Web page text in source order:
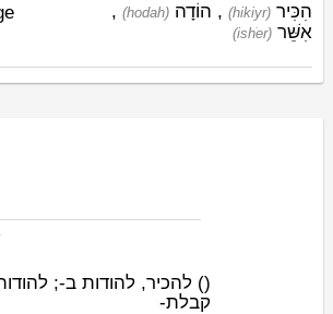
(hikiyr) הִכִּיר ,
(hodah) הוֹדָה ,
(ishׁer) אִשֵּׁר
(
) להכיר, להודות ב-;
קבלת-